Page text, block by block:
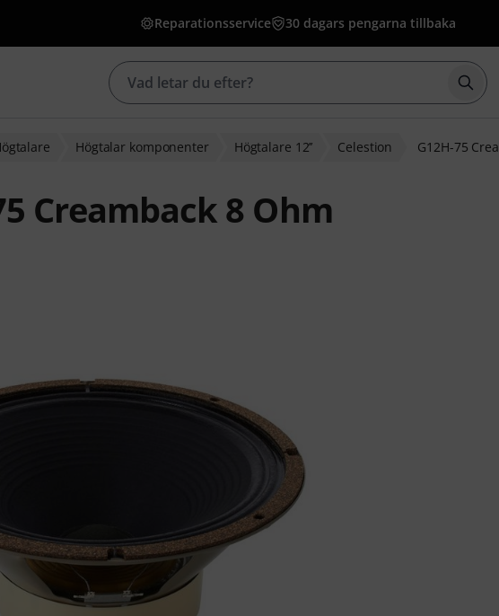
Reparationsservice 30 dagars pengarna tillbaka
Högtalar komponenter Högtalare 12’’ Celestion G12H-75
Creamback 8 Ohm
kundbetyg